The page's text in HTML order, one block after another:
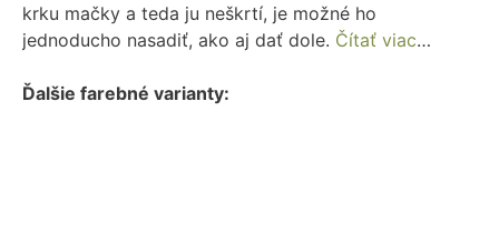
krku mačky a teda ju neškrtí, je možné ho
jednoducho nasadiť, ako aj dať dole. Čítať viac…
Ďalšie farebné varianty: